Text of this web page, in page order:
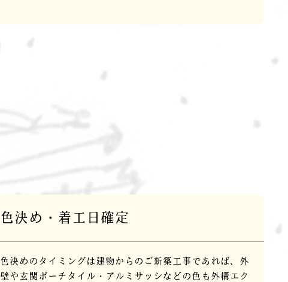
色決め・着工日確定
色決めのタイミングは建物からのご新築工事であれば、外
壁や玄関ポーチタイル・アルミサッシなどの色も外構エク